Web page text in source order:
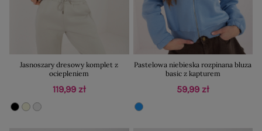
Jasnoszary dresowy komplet z
ociepleniem
119,99 zł
Pastelowa niebieska rozpinana bluza
basic z kapturem
59,99 zł